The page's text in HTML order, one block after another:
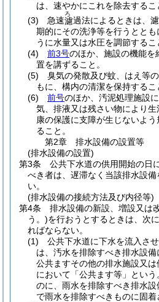
は、速やかにこれを除去するこ
(3)
急速濾
ろ
過法によるときは、
期的にその洗浄等を行うとと
うに水量又は水圧を調節するこ
(4)
前3号のほか、施設の機能を
置を講ずること。
(5)
臭気の発散及び蚊、はえ等
もに、構内の清潔を保持するこ
(6)
前号のほか、汚泥処理施設
気、排液又は残さい物により
康の保護に支障が生じないよ
ること。
第2章
排水設備の設置等
(排水設備の設置)
第3条
公共下水道の供用開始の日
べき者は、遅滞なく当該排水設
い。
(排水設備の接続方法及び内径等)
第4条
排水設備の新設、増設又は
う。)を行おうとするときは、次
ればならない。
(1)
公共下水道に下水を流入さ
は、汚水を排除すべき排水設
公共ますその他の排水施設又
において「公共ます等」という
のに、雨水を排除すべき排水
で雨水を排除すべきものに固着